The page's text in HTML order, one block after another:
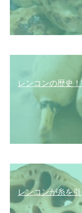
レンコンの歴史
レンコンが糸を